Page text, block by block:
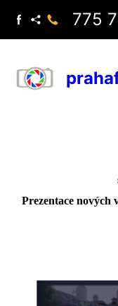
775
Prezentace nových